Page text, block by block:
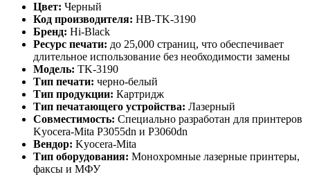
Цвет: Черный
Код производителя: HB-TK-3190
Бренд: Hi-Black
Ресурс печати: до 25,000 страниц, что обеспечивает
длительное использование без необходимости замены
Модель: TK-3190
Тип печати: черно-белый
Тип продукции: Картридж
Тип печатающего устройства: Лазерный
Совместимость: Специально разработан для принтеров
Kyocera-Mita P3055dn и P3060dn
Вендор: Kyocera-Mita
Тип оборудования: Монохромные лазерные принтеры,
факсы и МФУ